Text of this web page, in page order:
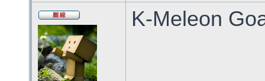
K-Meleon